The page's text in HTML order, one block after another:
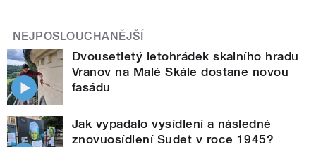
NEJPOSLOUCHANĚJŠÍ
Dvousetletý letohrádek skalního hradu
Vranov na Malé Skále dostane novou
fasádu
Jak vypadalo vysídlení a následné
znovuosídlení Sudet v roce 1945?